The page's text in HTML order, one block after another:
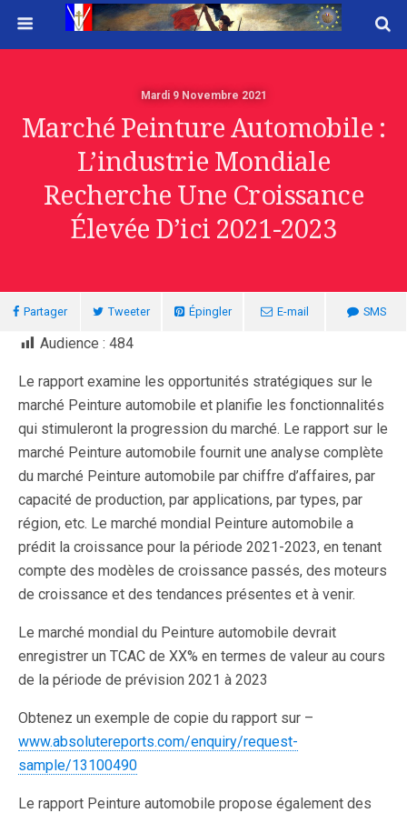
Mardi 9 Novembre 2021
Marché Peinture Automobile :
L’industrie Mondiale
Recherche Une Croissance
Élevée D’ici 2021-2023
Partager Tweeter Épingler E-mail SMS
Audience : 484
Le rapport examine les opportunités stratégiques sur le
marché Peinture automobile et planifie les fonctionnalités
qui stimuleront la progression du marché. Le rapport sur le
marché Peinture automobile fournit une analyse complète
du marché Peinture automobile par chiffre d’affaires, par
capacité de production, par applications, par types, par
région, etc. Le marché mondial Peinture automobile a
prédit la croissance pour la période 2021-2023, en tenant
compte des modèles de croissance passés, des moteurs
de croissance et des tendances présentes et à venir.
Le marché mondial du Peinture automobile devrait
enregistrer un TCAC de XX% en termes de valeur au cours
de la période de prévision 2021 à 2023
Obtenez un exemple de copie du rapport sur –
www.absolutereports.com/enquiry/request-
sample/13100490
Le rapport Peinture automobile propose également des